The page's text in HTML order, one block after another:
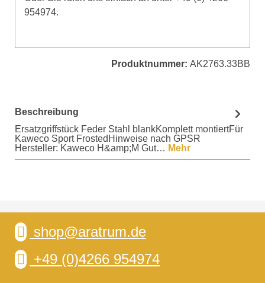
954974.
Produktnummer: AK2763.33BB
Beschreibung
Ersatzgriffstück Feder Stahl blankKomplett montiertFür
Kaweco Sport FrostedHinweise nach GPSR
Hersteller: Kaweco H&amp;M Gut… Mehr
shop@aratrum.de
+49 (0)4266 954974